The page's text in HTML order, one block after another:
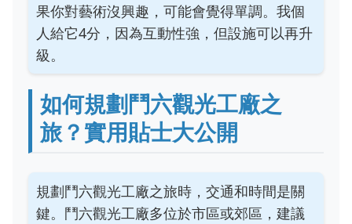
果你對藝術沒興趣，可能會覺得單調。我個
人給它4分，因為互動性強，但設施可以再升
級。
如何規劃鬥六觀光工廠之
旅？實用貼士大公開
規劃鬥六觀光工廠之旅時，交通和時間是關
鍵。鬥六觀光工廠多位於市區或郊區，建議